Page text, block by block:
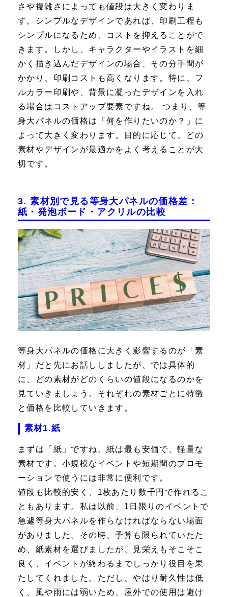
さや複雑さによっても値段は大きく変わりま
す。シンプルなデザインであれば、印刷工程も
シンプルになるため、コストを抑えることがで
きます。しかし、キャラクターやイラストを細
かく描き込んだデザインの場合、その分手間が
かかり、印刷コストも高くなります。特に、フ
ルカラー印刷や、背景に凝ったデザインを入れ
る場合はコストアップ要素ですね。 つまり、等
身大パネルの価格は「何を作りたいのか？」に
よって大きく変わります。目的に応じて、どの
素材やデザインが最適かをよく考えることが大
切です。
3. 素材別で見る等身大パネルの価格差：
紙・発泡ボード・アクリルの比較
等身大パネルの価格に大きく影響するのが「素
材」だと先にお話ししましたが、では具体的
に、どの素材がどのくらいの値段になるのかを
見ていきましょう。それぞれの素材ごとに特徴
と価格を比較していきます。
素材1.紙
まずは「紙」ですね。紙は最も安価で、軽量な
素材です。小規模なイベントや短期間のプロモ
ーションで使うには非常に便利です。
値段も比較的安く、1枚あたり数千円で作れるこ
ともあります。私は以前、1日限りのイベントで
急遽等身大パネルを作らなければならない場面
がありました。その時、予算も限られていたた
め、紙素材を選びましたが、見栄えもそこそこ
良く、イベントが終わるまでしっかり役目を果
たしてくれました。ただし、やはり耐久性は低
く、風や雨には弱いため、屋外での使用は避け